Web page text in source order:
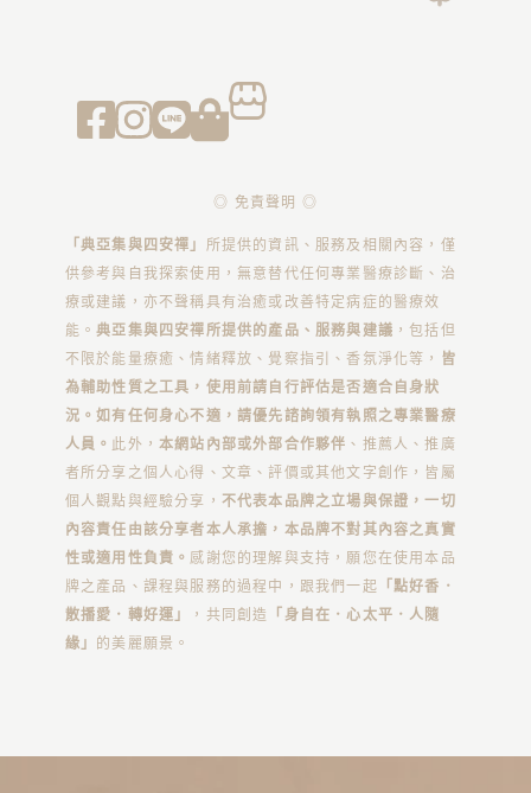
◎ 免責聲明 ◎
「典亞集與四安禪」 所提供的資訊、服務及相關內容，僅
供參考與自我探索使用，無意替代任何專業醫療診斷、治
療或建議，亦不聲稱具有治癒或改善特定病症的醫療效
能。典亞集與四安禪所提供的產品、服務與建議 ，包括但
不限於能量療癒、情緒釋放、覺察指引、香氛淨化等， 皆
為輔助性質之工具，使用前請自行評估是否適合自身狀
況。如有任何身心不適，請優先諮詢領有執照之專業醫療
人員。 此外，本網站內部或外部合作夥伴 、推薦人、推廣
者所分享之個人心得、文章、評價或其他文字創作，皆屬
個人觀點與經驗分享， 不代表本品牌之立場與保證，一切
內容責任由該分享者本人承擔，本品牌不對其內容之真實
性或適用性負責。感謝您的理解與支持，願您在使用本品
牌之產品、課程與服務的過程中，跟我們一起 「點好香．
散播愛．轉好運」
，共同創造
「身自在．心太平．人隨
緣」
的美麗願景。